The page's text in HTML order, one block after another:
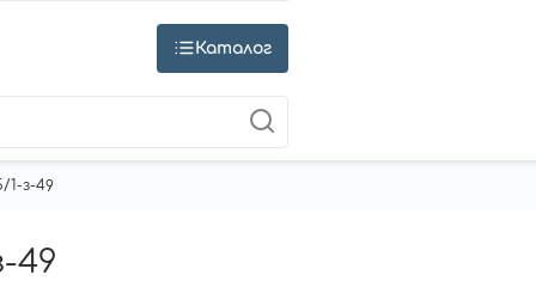
Каталог
1-з-49
49